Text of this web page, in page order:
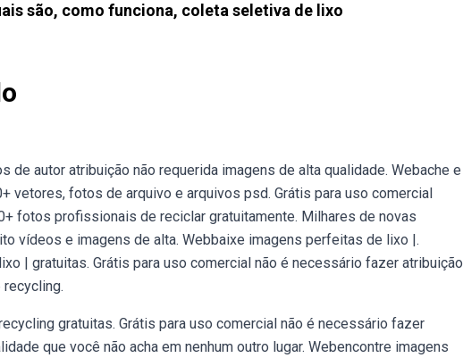
são, como funciona, coleta seletiva de lixo
autor atribuição não requerida imagens de alta qualidade. Webache e
vetores, fotos de arquivo e arquivos psd. Grátis para uso comercial
fotos profissionais de reciclar gratuitamente. Milhares de novas
vídeos e imagens de alta. Webbaixe imagens perfeitas de lixo |.
| gratuitas. Grátis para uso comercial não é necessário fazer atribuição
gratuitas. Grátis para uso comercial não é necessário fazer
que você não acha em nenhum outro lugar. Webencontre imagens